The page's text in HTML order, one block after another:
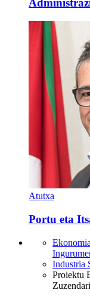
Atutxa
Portu eta
Industria
Proiektu